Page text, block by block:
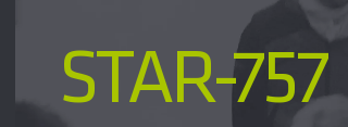
STAR-757